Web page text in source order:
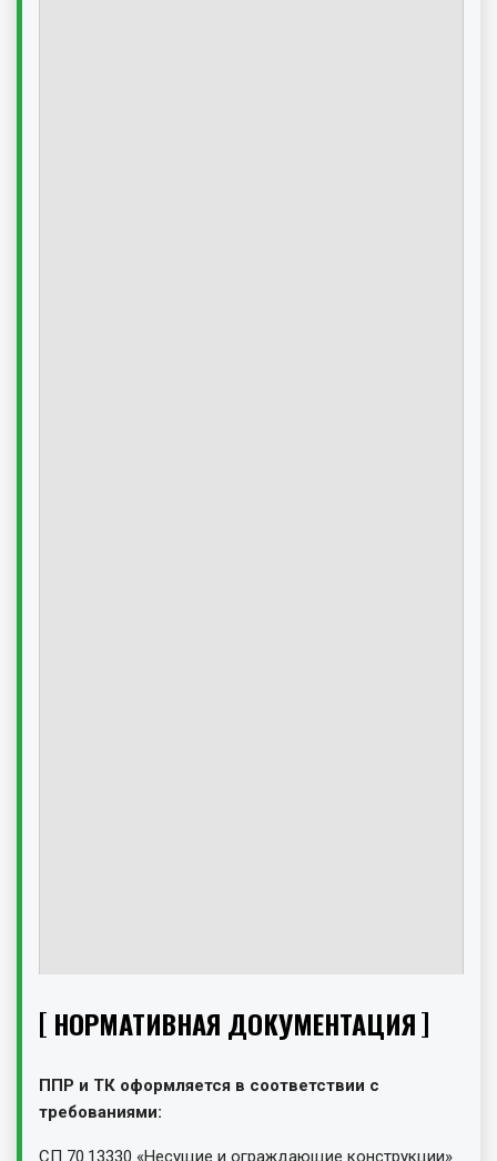
НОРМАТИВНАЯ ДОКУМЕНТАЦИЯ
ППР и ТК оформляется в соответствии с
требованиями:
СП 70.13330 «Несущие и ограждающие конструкции»